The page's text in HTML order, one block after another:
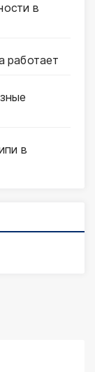
в
работает
в